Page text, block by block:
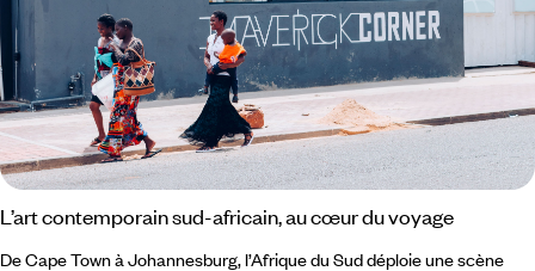
L’art contemporain sud-africain, au cœur du voyage
De Cape Town à Johannesburg, l’Afrique du Sud déploie une scène